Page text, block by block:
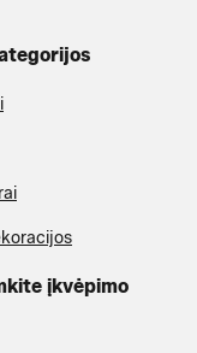
įkvėpimo